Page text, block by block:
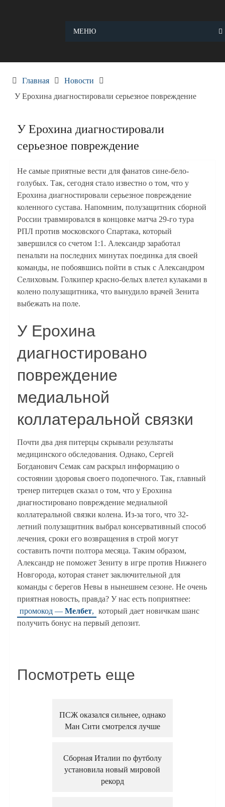
МЕНЮ
Главная
Новости
У Ерохина диагностировали серьезное повреждение
У Ерохина диагностировали
серьезное повреждение
Не самые приятные вести для фанатов сине-бело-
голубых. Так, сегодня стало известно о том, что у
Ерохина диагностировали серьезное повреждение
коленного сустава. Напомним, полузащитник сборной
России травмировался в концовке матча 29-го тура
РПЛ против московского Спартака, который
завершился со счетом 1:1. Александр заработал
пенальти на последних минутах поединка для своей
команды, не побоявшись пойти в стык с Александром
Селиховым. Голкипер красно-белых влетел кулаками в
колено полузащитника, что вынудило врачей Зенита
выбежать на поле.
У Ерохина
диагностировано
повреждение
медиальной
коллатеральной связки
Почти два дня питерцы скрывали результаты
медицинского обследования. Однако, Сергей
Богданович Семак сам раскрыл информацию о
состоянии здоровья своего подопечного. Так, главный
тренер питерцев сказал о том, что у Ерохина
диагностировано повреждение медиальной
коллатеральной связки колена. Из-за того, что 32-
летний полузащитник выбрал консервативный способ
лечения, сроки его возвращения в строй могут
составить почти полтора месяца. Таким образом,
Александр не поможет Зениту в игре против Нижнего
Новгорода, которая станет заключительной для
команды с берегов Невы в нынешнем сезоне. Не очень
приятная новость, правда? У нас есть поприятнее:
промокод — Мелбет, который дает новичкам шанс
получить бонус на первый депозит.
Посмотреть еще
ПСЖ оказался сильнее, однако
Ман Сити смотрелся лучше
Сборная Италии по футболу
установила новый мировой
рекорд